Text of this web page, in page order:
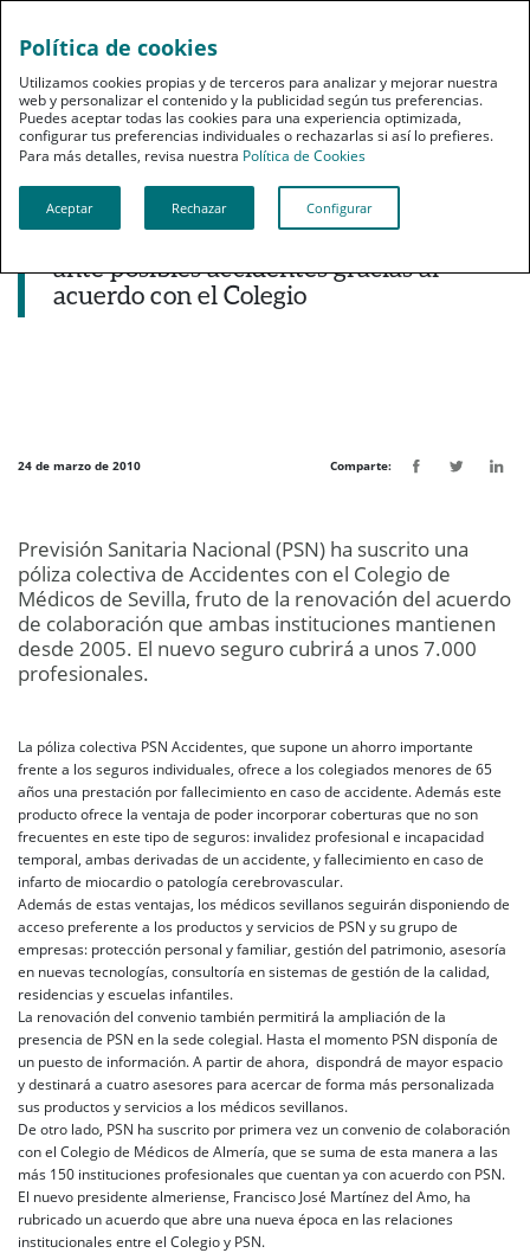
Noticias destacadas
PSN asegura a 7.000 médicos sevillanos
ante posibles accidentes gracias al
acuerdo con el Colegio
24 de marzo de 2010 Comparte:
Previsión Sanitaria Nacional (PSN) ha suscrito una
póliza colectiva de Accidentes con el Colegio de
Médicos de Sevilla, fruto de la renovación del acuerdo
de colaboración que ambas instituciones mantienen
desde 2005. El nuevo seguro cubrirá a unos 7.000
profesionales.
La póliza colectiva PSN Accidentes, que supone un ahorro importante
frente a los seguros individuales, ofrece a los colegiados menores de 65
años una prestación por fallecimiento en caso de accidente. Además este
producto ofrece la ventaja de poder incorporar coberturas que no son
frecuentes en este tipo de seguros: invalidez profesional e incapacidad
temporal, ambas derivadas de un accidente, y fallecimiento en caso de
infarto de miocardio o patología cerebrovascular.
Además de estas ventajas, los médicos sevillanos seguirán disponiendo de
acceso preferente a los productos y servicios de PSN y su grupo de
empresas: protección personal y familiar, gestión del patrimonio, asesoría
en nuevas tecnologías, consultoría en sistemas de gestión de la calidad,
residencias y escuelas infantiles.
La renovación del convenio también permitirá la ampliación de la
presencia de PSN en la sede colegial. Hasta el momento PSN disponía de
un puesto de información. A partir de ahora, dispondrá de mayor espacio
y destinará a cuatro asesores para acercar de forma más personalizada
sus productos y servicios a los médicos sevillanos.
De otro lado, PSN ha suscrito por primera vez un convenio de colaboración
con el Colegio de Médicos de Almería, que se suma de esta manera a las
más 150 instituciones profesionales que cuentan ya con acuerdo con PSN.
El nuevo presidente almeriense, Francisco José Martínez del Amo, ha
rubricado un acuerdo que abre una nueva época en las relaciones
institucionales entre el Colegio y PSN.
Política de cookies
Utilizamos cookies propias y de terceros para analizar y mejorar nuestra
web y personalizar el contenido y la publicidad según tus preferencias.
Puedes aceptar todas las cookies para una experiencia optimizada,
configurar tus preferencias individuales o rechazarlas si así lo prefieres.
Para más detalles, revisa nuestra Política de Cookies
Aceptar Rechazar Configurar